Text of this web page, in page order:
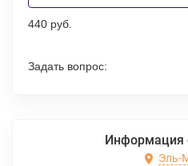
440 руб.
Задать вопрос:
Информация
Эль-